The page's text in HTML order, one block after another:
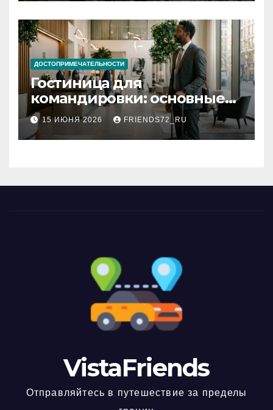
ДОСТОПРИМЕЧАТЕЛЬНОСТИ
Гостиница для
командировки: основные
критерии выбора
15 ИЮНЯ 2026 FRIENDS72_RU
VistaFriends
Отправляйтесь в путешествие за пределы